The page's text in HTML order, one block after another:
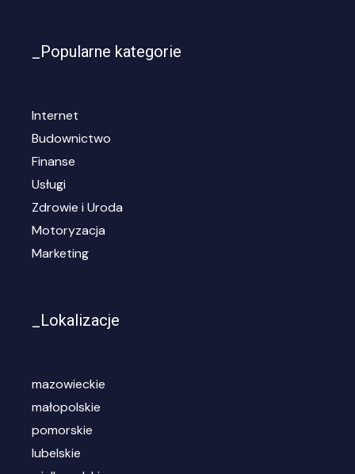
_Popularne kategorie
Internet
Budownictwo
Finanse
Usługi
Zdrowie i Uroda
Motoryzacja
Marketing
_Lokalizacje
mazowieckie
małopolskie
pomorskie
lubelskie